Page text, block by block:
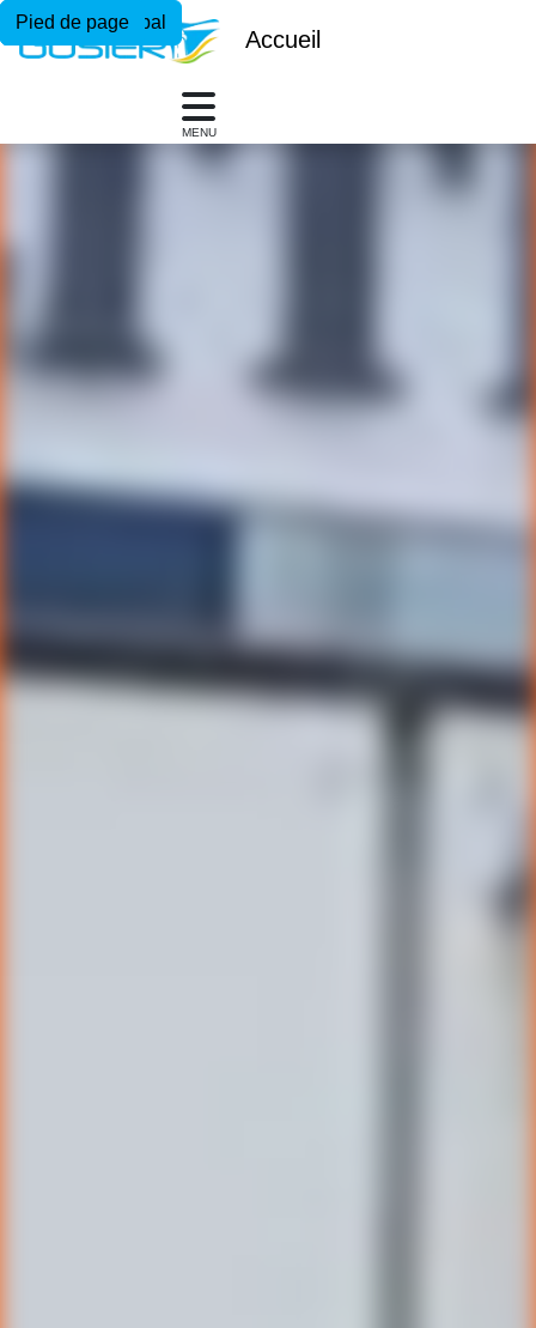
Menu principal
Contenu principal
Pied de page
Accueil
MENU